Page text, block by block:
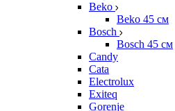
Beko
Beko 45 см
Bosch
Bosch 45 см
Candy
Cata
Electrolux
Exiteq
Gorenje